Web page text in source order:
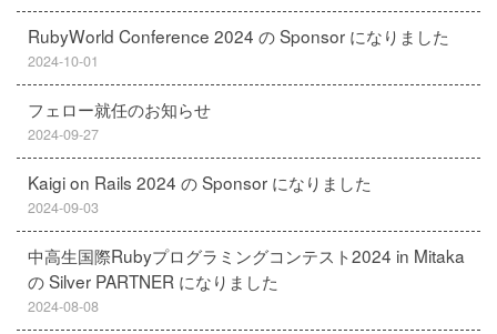
RubyWorld Conference 2024 の Sponsor になりました
2024-10-01
フェロー就任のお知らせ
2024-09-27
Kaigi on Rails 2024 の Sponsor になりました
2024-09-03
中高生国際Rubyプログラミングコンテスト2024 in Mitaka
の Silver PARTNER になりました
2024-08-08